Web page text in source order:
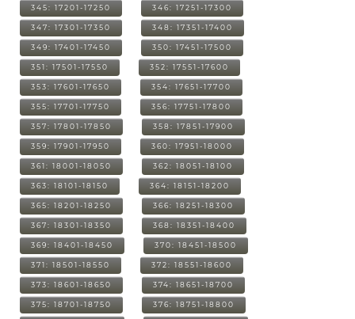
345: 17201-17250 346: 17251-17300
347: 17301-17350 348: 17351-17400
349: 17401-17450 350: 17451-17500
351: 17501-17550 352: 17551-17600
353: 17601-17650 354: 17651-17700
355: 17701-17750 356: 17751-17800
357: 17801-17850 358: 17851-17900
359: 17901-17950 360: 17951-18000
361: 18001-18050 362: 18051-18100
363: 18101-18150 364: 18151-18200
365: 18201-18250 366: 18251-18300
367: 18301-18350 368: 18351-18400
369: 18401-18450 370: 18451-18500
371: 18501-18550 372: 18551-18600
373: 18601-18650 374: 18651-18700
375: 18701-18750 376: 18751-18800